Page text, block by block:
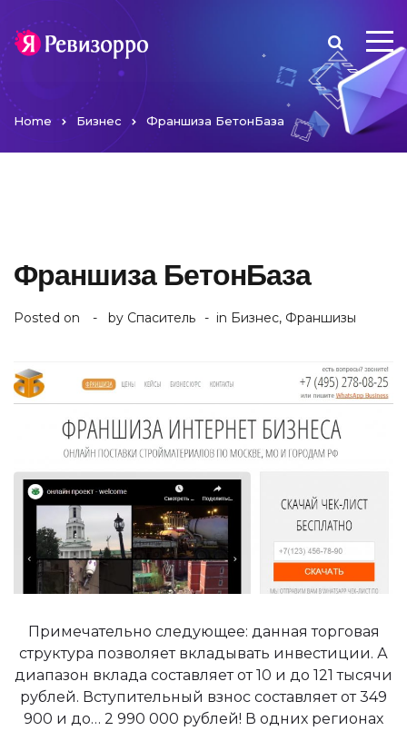
Home Бизнес Франшиза БетонБаза
Франшиза БетонБаза
Posted on by Спаситель in Бизнес, Франшизы
Примечательно следующее: данная торговая
структура позволяет вкладывать инвестиции. А
диапазон вклада составляет от10 и до 121тысячи
рублей. Вступительный взнос составляет от349
900 и до… 2 990 000 рублей! В одних регионах